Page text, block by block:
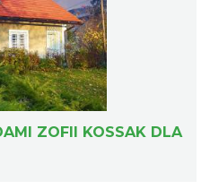
2026-06-29
na Czantorii
ZOFII KOSSAK DLA